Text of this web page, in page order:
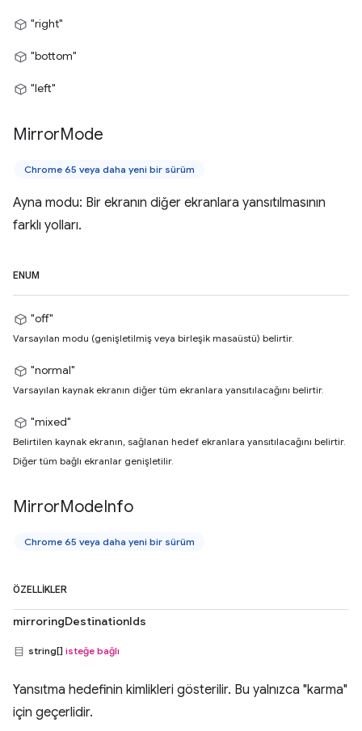
"right"
"bottom"
"left"
MirrorMode
Chrome 65 veya daha yeni bir sürüm
Ayna modu: Bir ekranın diğer ekranlara yansıtılmasının
farklı yolları.
ENUM
"off"
Varsayılan modu (genişletilmiş veya birleşik masaüstü) belirtir.
"normal"
Varsayılan kaynak ekranın diğer tüm ekranlara yansıtılacağını belirtir.
"mixed"
Belirtilen kaynak ekranın, sağlanan hedef ekranlara yansıtılacağını belirtir.
Diğer tüm bağlı ekranlar genişletilir.
MirrorModeInfo
Chrome 65 veya daha yeni bir sürüm
ÖZELLIKLER
mirroringDestinationIds
string[] isteğe bağlı
Yansıtma hedefinin kimlikleri gösterilir. Bu yalnızca "karma"
için geçerlidir.